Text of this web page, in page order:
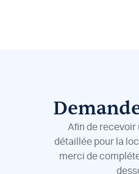
Afin de recevoir
détaillée pour la
merci de